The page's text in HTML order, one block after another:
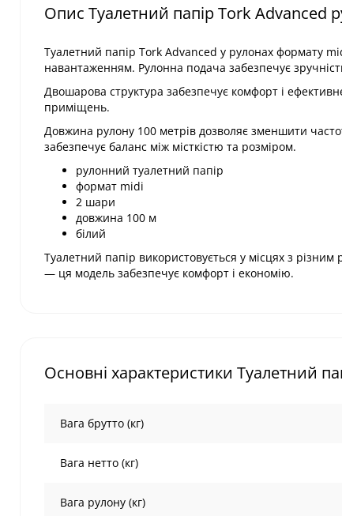
Опис Туалетний папір Tork
Туалетний папір Tork Advanced у рулонах формату
навантаженням. Рулонна подача забезпечує
Двошарова структура забезпечує комфорт і
приміщень.
Довжина рулону 100 метрів дозволяє зменшити
забезпечує баланс між місткістю та розміром.
рулонний туалетний папір
формат midi
2 шари
довжина 100 м
білий
Туалетний папір використовується у місцях з
— ця модель забезпечує комфорт і економію.
Основні характеристики Туалетний
Вага брутто (кг)
Вага нетто (кг)
Вага рулону (кг)